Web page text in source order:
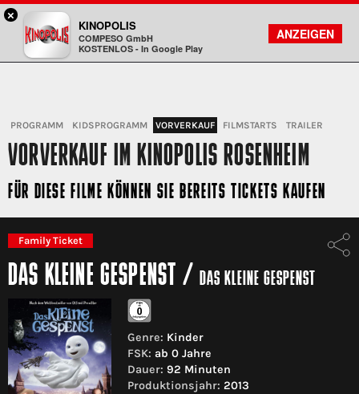
Kinopolis
FILMSUCHE
KONTO
PROGRAMM KIDSPROGRAMM VORVERKAUF FILMSTARTS TRAILER
VORVERKAUF IM KINOPOLIS ROSENHEIM
FÜR DIESE FILME KÖNNEN SIE BEREITS TICKETS KAUFEN
Family Ticket
DAS KLEINE GESPENST / DAS KLEINE GESPENST
Genre: Kinder
FSK: ab 0 Jahre
Dauer: 92 Minuten
Produktionsjahr: 2013
×
KINOPOLIS
COMPESO GmbH
KOSTENLOS - In Google Play
ANZEIGEN